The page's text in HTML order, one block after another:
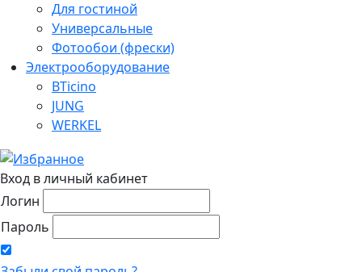
Для гостиной
Универсальные
Фотообои (фрески)
Электрооборудование
BTicino
JUNG
WERKEL
Вход в личный кабинет
Логин
Пароль